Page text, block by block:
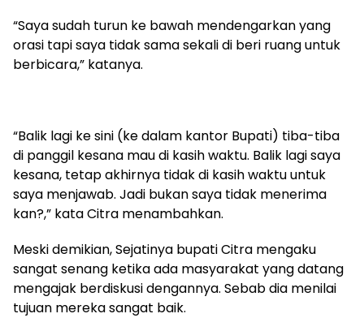
“Saya sudah turun ke bawah mendengarkan yang
orasi tapi saya tidak sama sekali di beri ruang untuk
berbicara,” katanya.
“Balik lagi ke sini (ke dalam kantor Bupati) tiba-tiba
di panggil kesana mau di kasih waktu. Balik lagi saya
kesana, tetap akhirnya tidak di kasih waktu untuk
saya menjawab. Jadi bukan saya tidak menerima
kan?,” kata Citra menambahkan.
Meski demikian, Sejatinya bupati Citra mengaku
sangat senang ketika ada masyarakat yang datang
mengajak berdiskusi dengannya. Sebab dia menilai
tujuan mereka sangat baik.